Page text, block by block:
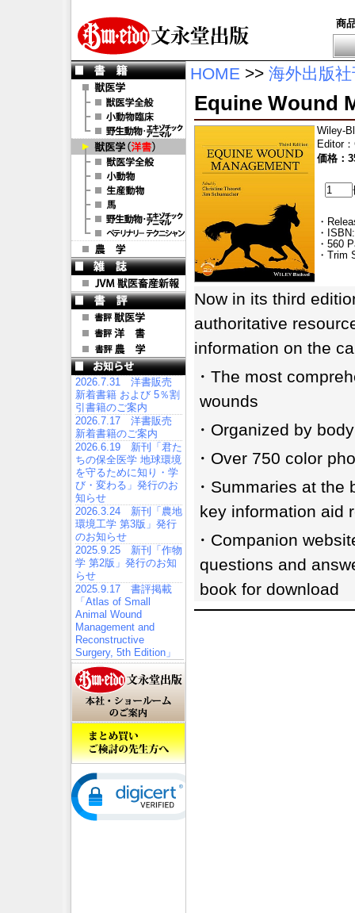
商
2026.7.31 洋書販売
新着書籍 および 5％割
引書籍のご案内
2026.7.17 洋書販売
新着書籍のご案内
2026.6.19 新刊「君た
ちの保全医学 地球環境
を守るために知り・学
び・変わる」発行のお
知らせ
2026.3.24 新刊「農地
環境工学 第3版」発行
のお知らせ
2025.9.25 新刊「作物
学 第2版」発行のお知
らせ
2025.9.17 書評掲載
「Atlas of Small
Animal Wound
Management and
Reconstructive
Surgery, 5th Edition」
HOME >> 海外出版
Equine Wound
Wiley-
Editor：
価格：
・
・
・560
・Trim
Now in its third
authoritative
information on the
・The most
wounds
・Organized by
・Over 750 color
・Summaries at
key information aid
・Companion
questions and
book for download